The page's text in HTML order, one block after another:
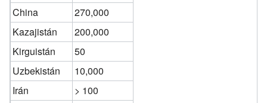
China
270,000
Kazajistán
200,000
Kirguistán
50
Uzbekistán
10,000
Irán
> 100